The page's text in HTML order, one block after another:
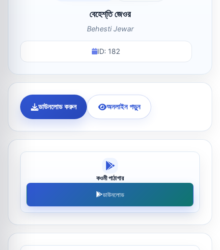
বেহেশ্‌তি জেওর
Behesti Jewar
ID: 182
ডাউনলোড করুন অনলাইন পড়ুন
কওমী পাঠাগার
ডাউনলোড